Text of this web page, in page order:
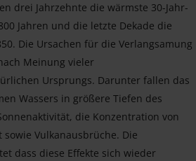
drei Jahrzehnte die wärmste 30-Jahr-
Jahren und die letzte Dekade die
Die Ursachen für die Verlangsamung
Meinung vieler
Ursprungs. Darunter fallen das
Wassers in größere Tiefen des
die Konzentration von
Vulkanausbrüche. Die
dass diese Effekte sich wieder